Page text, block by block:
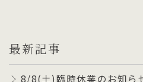
最新記事
8/8(土)臨時休業のお知ら